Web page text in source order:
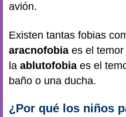
avión.
Existen tantas fobias
aracnofobia es el
la ablutofobia es el
baño o una ducha.
¿Por qué los niños